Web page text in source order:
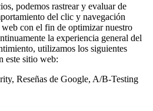
podemos rastrear y evaluar de
del clic y navegación
con el fin de optimizar nuestro
la experiencia general del
utilizamos los siguientes
este sitio web:
Reseñas de Google, A/B-Testing